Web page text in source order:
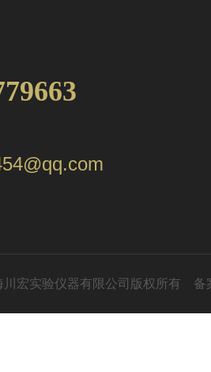
宏实验仪器有限公司版权所有 备